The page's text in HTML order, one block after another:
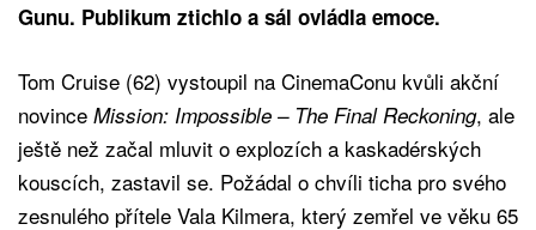
Gunu. Publikum ztichlo a sál ovládla emoce.
Tom Cruise (62) vystoupil na CinemaConu kvůli akční
novince Mission: Impossible – The Final Reckoning, ale
ještě než začal mluvit o explozích a kaskadérských
kouscích, zastavil se. Požádal o chvíli ticha pro svého
zesnulého přítele Vala Kilmera, který zemřel ve věku 65